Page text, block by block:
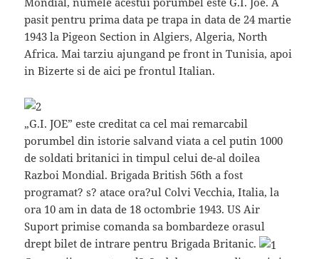
pasit pentru prima data pe trapa in data de 24 martie
1943 la Pigeon Section in Algiers, Algeria, North
Africa. Mai tarziu ajungand pe front in Tunisia, apoi
in Bizerte si de aici pe frontul Italian.
„G.I. JOE” este creditat ca cel mai remarcabil
porumbel din istorie salvand viata a cel putin 1000
de soldati britanici in timpul celui de-al doilea
Razboi Mondial. Brigada British 56th a fost
programat? s? atace ora?ul Colvi Vecchia, Italia, la
ora 10 am in data de 18 octombrie 1943. US Air
Suport primise comanda sa bombardeze orasul
drept bilet de intrare pentru Brigada Britanic.